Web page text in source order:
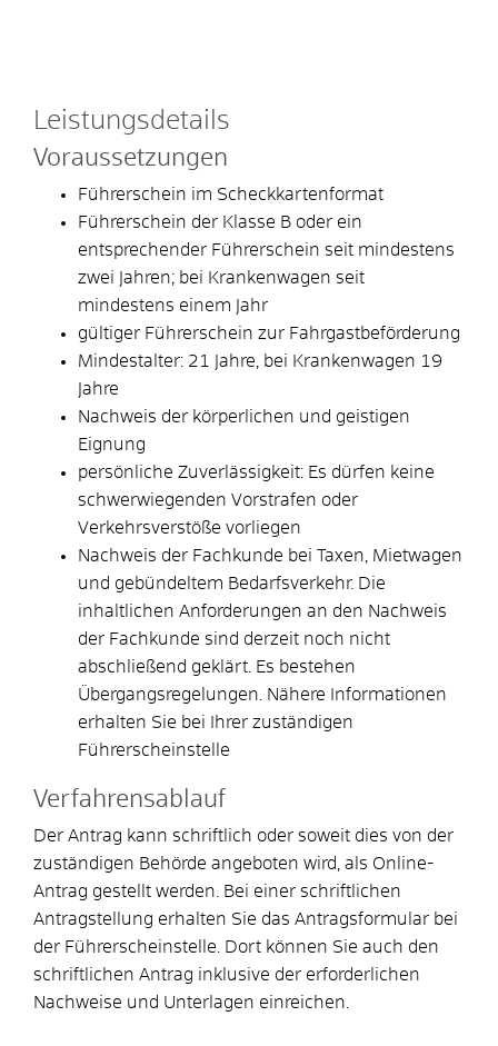
Leistungsdetails
Voraussetzungen
Führerschein im Scheckkartenformat
Führerschein der Klasse B oder ein
entsprechender Führerschein seit mindestens
zwei Jahren; bei Krankenwagen seit
mindestens einem Jahr
gültiger Führerschein zur Fahrgastbeförderung
Mindestalter: 21 Jahre, bei Krankenwagen 19
Jahre
Nachweis der körperlichen und geistigen
Eignung
persönliche Zuverlässigkeit: Es dürfen keine
schwerwiegenden Vorstrafen oder
Verkehrsverstöße vorliegen
Nachweis der Fachkunde bei Taxen, Mietwagen
und gebündeltem Bedarfsverkehr. Die
inhaltlichen Anforderungen an den Nachweis
der Fachkunde sind derzeit noch nicht
abschließend geklärt. Es bestehen
Übergangsregelungen. Nähere Informationen
erhalten Sie bei Ihrer zuständigen
Führerscheinstelle
Verfahrensablauf
Der Antrag kann schriftlich oder soweit dies von der
zuständigen Behörde angeboten wird, als Online-
Antrag gestellt werden. Bei einer schriftlichen
Antragstellung erhalten Sie das Antragsformular bei
der Führerscheinstelle. Dort können Sie auch den
schriftlichen Antrag inklusive der erforderlichen
Nachweise und Unterlagen einreichen.